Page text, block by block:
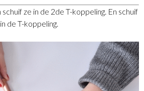
ze in de 2de T-koppeling. En schuif
de T-koppeling.